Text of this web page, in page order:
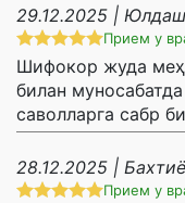
29.12.2025 |
Прием у
Шифокор жуда
билан
саволларга сабр
28.12.2025 |
Прием у